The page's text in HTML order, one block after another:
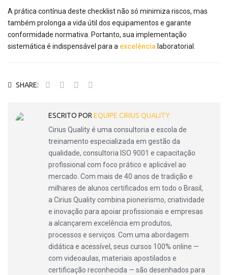
A prática contínua deste checklist não só minimiza riscos, mas
também prolonga a vida útil dos equipamentos e garante
conformidade normativa. Portanto, sua implementação
sistemática é indispensável para a excelência laboratorial.
SHARE:
ESCRITO POREQUIPE CIRIUS QUALITY
Cirius Quality é uma consultoria e escola de
treinamento especializada em gestão da
qualidade, consultoria ISO 9001 e capacitação
profissional com foco prático e aplicável ao
mercado. Com mais de 40 anos de tradição e
milhares de alunos certificados em todo o Brasil,
a Cirius Quality combina pioneirismo, criatividade
e inovação para apoiar profissionais e empresas
a alcançarem excelência em produtos,
processos e serviços. Com uma abordagem
didática e acessível, seus cursos 100% online —
com videoaulas, materiais apostilados e
certificação reconhecida — são desenhados para